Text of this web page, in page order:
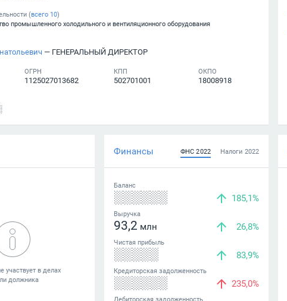
(всего 10)
промышленного холодильного и вентиляционного оборудования
— ГЕНЕРАЛЬНЫЙ ДИРЕКТОР
ОГРН
1125027013682
КПП
502701001
ОКПО
18008918
Финансы ФНС 2022 Налоги 2022
Баланс
░░░░░░ 185,1%
Выручка
93,2 млн 26,8%
Чистая прибыль
░░░░░ 83,9%
Кредиторская задолженность
░░░░░░ 235,0%
Дебиторская задолженность